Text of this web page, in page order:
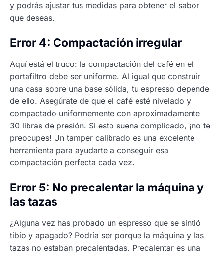
y podrás ajustar tus medidas para obtener el sabor
que deseas.
Error 4: Compactación irregular
Aquí está el truco: la compactación del café en el
portafiltro debe ser uniforme. Al igual que construir
una casa sobre una base sólida, tu espresso depende
de ello. Asegúrate de que el café esté nivelado y
compactado uniformemente con aproximadamente
30 libras de presión. Si esto suena complicado, ¡no te
preocupes! Un tamper calibrado es una excelente
herramienta para ayudarte a conseguir esa
compactación perfecta cada vez.
Error 5: No precalentar la máquina y
las tazas
¿Alguna vez has probado un espresso que se sintió
tibio y apagado? Podría ser porque la máquina y las
tazas no estaban precalentadas. Precalentar es una